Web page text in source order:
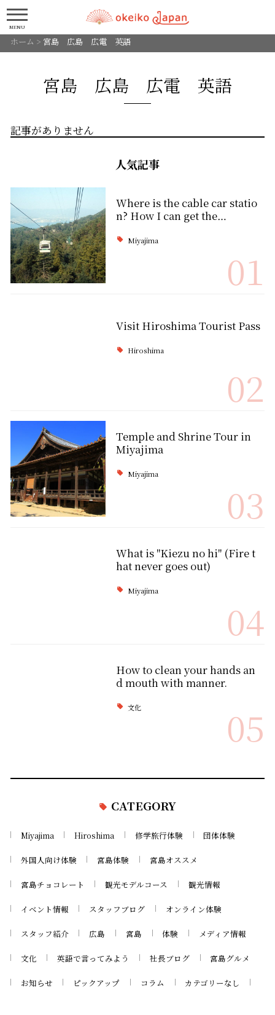
MENU
ホーム > 宮島 広島 広電 英語
宮島 広島 広電 英語
記事がありません
人気記事
Where is the cable car statio
n? How I can get the…
Miyajima
01
Visit Hiroshima Tourist Pass
Hiroshima
02
Temple and Shrine Tour in
Miyajima
Miyajima
03
What is "Kiezu no hi" (Fire t
hat never goes out)
Miyajima
04
How to clean your hands an
d mouth with manner.
文化 05
CATEGORY
Miyajima Hiroshima 修学旅行体験 団体体験
外国人向け体験 宮島体験 宮島オススメ
宮島チョコレート 観光モデルコース 観光情報
イベント情報 スタッフブログ オンライン体験
スタッフ紹介 広島 宮島 体験 メディア情報
文化 英語で言ってみよう 社長ブログ 宮島グルメ
お知らせ ピックアップ コラム カテゴリーなし